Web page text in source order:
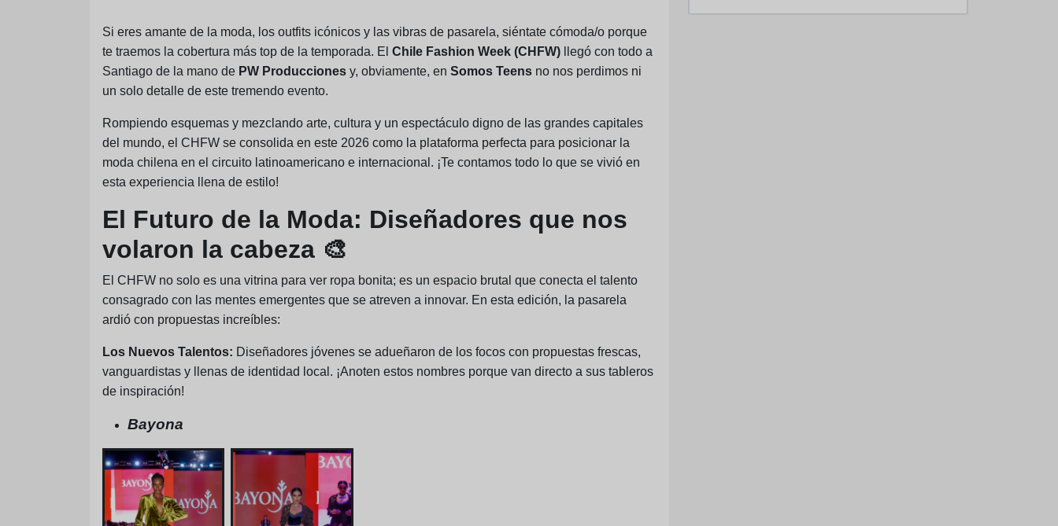
Si eres amante de la moda, los outfits icónicos y las vibras de pasarela, siéntate cómoda/o porque
te traemos la cobertura más top de la temporada. El Chile Fashion Week (CHFW) llegó con todo a
Santiago de la mano de PW Producciones y, obviamente, en Somos Teens no nos perdimos ni
un solo detalle de este tremendo evento.
Rompiendo esquemas y mezclando arte, cultura y un espectáculo digno de las grandes capitales
del mundo, el CHFW se consolida en este 2026 como la plataforma perfecta para posicionar la
moda chilena en el circuito latinoamericano e internacional. ¡Te contamos todo lo que se vivió en
esta experiencia llena de estilo!
El Futuro de la Moda: Diseñadores que nos
volaron la cabeza 🎨
El CHFW no solo es una vitrina para ver ropa bonita; es un espacio brutal que conecta el talento
consagrado con las mentes emergentes que se atreven a innovar. En esta edición, la pasarela
ardió con propuestas increíbles:
Los Nuevos Talentos: Diseñadores jóvenes se adueñaron de los focos con propuestas frescas,
vanguardistas y llenas de identidad local. ¡Anoten estos nombres porque van directo a sus tableros
de inspiración!
Bayona